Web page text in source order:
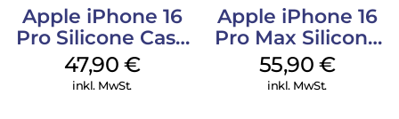
Apple iPhone 16
Pro Silicone Case
MagSafe Denim
47,90 €
inkl. MwSt.
Apple iPhone 16
Pro Max Silicone
Case MagSafe
Stone Gray
55,90 €
inkl. MwSt.